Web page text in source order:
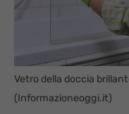
Vetro della doccia
(Informazioneoggi.it)